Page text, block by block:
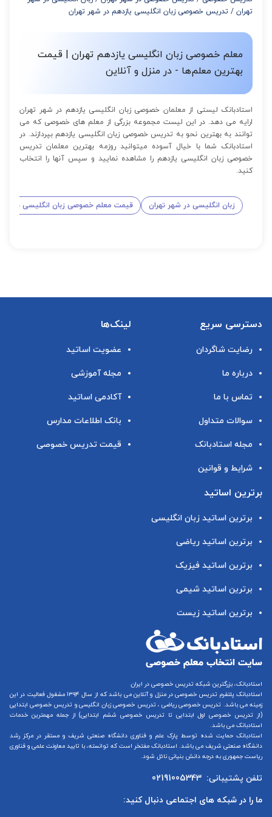
از 16 تا 100 جلسه: 9% تخفیف
تهران / تدریس خصوصی زبان انگلیسی یازدهم در شهر تهران
معلم خصوصی زبان انگلیسی یازدهم تهران | قیمت
بهترین معلم‌ها - در منزل و آنلاین
استادبانک لیستی از معلمان خصوصی زبان انگلیسی یازدهم در شهر تهران
ارایه می دهد. در این لیست مجموعه بزرگی از معلم های خصوصی که می
توانند به بهترین نحو به تدریس خصوصی زبان انگلیسی یازدهم بپردازند. در
استادبانک شما با خیال آسوده میتوانید روزمه بهترین معلمان تدریس
خصوصی زبان انگلیسی یازدهم را مشاهده نمایید و سپس آنها را انتخاب
کنید.
زبان انگلیسی در شهر تهران قیمت معلم خصوصی زبان انگلیسی یازدهم
دسترسی سریع
رضایت شاگردان
درباره ما
تماس با ما
سوالات متداول
مجله استادبانک
شرایط و قوانین
لینک‌ها
عضویت اساتید
مجله آموزشی
آکادمی اساتید
بانک اطلاعات مدارس
قیمت تدریس خصوصی
برترین اساتید
برترین اساتید زبان انگلیسی
برترین اساتید ریاضی
برترین اساتید فیزیک
برترین اساتید شیمی
برترین اساتید زیست
استادبانک، بزرگترین شبکه تدریس خصوصی در ایران
استادبانک پلتفرم تدریس خصوصی در منزل و آنلاین
می باشد که از سال ۱۳۹۴ مشغول فعالیت در این
زمینه می باشد. تدریس خصوصی ریاضی ، تدریس خصوصی زبان انگلیسیو تدریس خصوصی ابتدایی
(از تدریس خصوصی اول ابتدایی تا تدریس خصوصی ششم ابتدایی) از جمله مهمترین خدمات
استادبانک می باشد.
استادبانک حمایت شده توسط پارک علم و فناوری دانشگاه صنعتی شریف و مستقر در مرکز رشد
دانشگاه صنعتی شریف می باشد. استادبانک مفتخر است که توانسته، با تایید معاونت علمی و فناوری
ریاست جمهوری به درجه دانش بنیانی نائل شود.
تلفن پشتیبانی: 02191005343
ما را در شبکه های اجتماعی دنبال کنید: